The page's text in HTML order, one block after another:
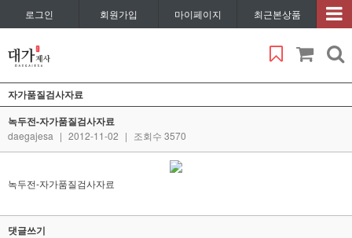
로그인 회원가입 마이페이지 최근본상품
자가품질검사자료
녹두전-자가품질검사자료
daegajesa | 2012-11-02 | 조회수 3570
녹두전-자가품질검사자료
댓글쓰기